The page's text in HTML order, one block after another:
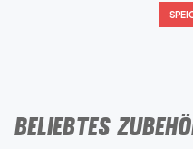
BELIEBTES